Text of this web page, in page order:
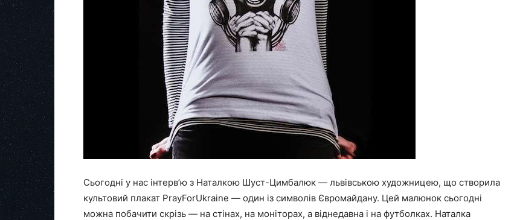
Сьогодні у нас інтерв’ю з Наталкою Шуст-Цимбалюк — львівською художницею, що створила
культовий плакат PrayForUkraine — один із символів Євромайдану. Цей малюнок сьогодні
можна побачити скрізь — на стінах, на моніторах, а віднедавна і на футболках. Наталка